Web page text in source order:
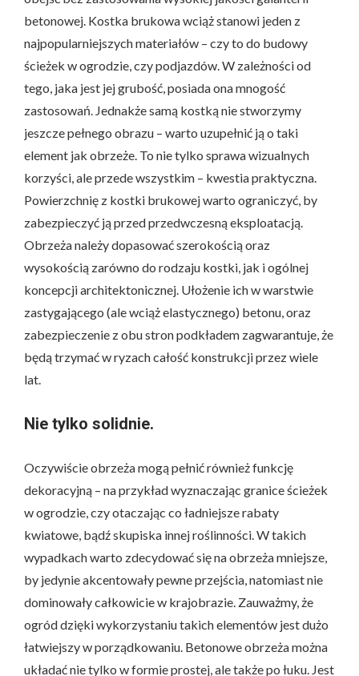
betonowej. Kostka brukowa wciąż stanowi jeden z
najpopularniejszych materiałów – czy to do budowy
ścieżek w ogrodzie, czy podjazdów. W zależności od
tego, jaka jest jej grubość, posiada ona mnogość
zastosowań. Jednakże samą kostką nie stworzymy
jeszcze pełnego obrazu – warto uzupełnić ją o taki
element jak obrzeże. To nie tylko sprawa wizualnych
korzyści, ale przede wszystkim – kwestia praktyczna.
Powierzchnię z kostki brukowej warto ograniczyć, by
zabezpieczyć ją przed przedwczesną eksploatacją.
Obrzeża należy dopasować szerokością oraz
wysokością zarówno do rodzaju kostki, jak i ogólnej
koncepcji architektonicznej. Ułożenie ich w warstwie
zastygającego (ale wciąż elastycznego) betonu, oraz
zabezpieczenie z obu stron podkładem zagwarantuje, że
będą trzymać w ryzach całość konstrukcji przez wiele
lat.
Nie tylko solidnie.
Oczywiście obrzeża mogą pełnić również funkcję
dekoracyjną – na przykład wyznaczając granice ścieżek
w ogrodzie, czy otaczając co ładniejsze rabaty
kwiatowe, bądź skupiska innej roślinności. W takich
wypadkach warto zdecydować się na obrzeża mniejsze,
by jedynie akcentowały pewne przejścia, natomiast nie
dominowały całkowicie w krajobrazie. Zauważmy, że
ogród dzięki wykorzystaniu takich elementów jest dużo
łatwiejszy w porządkowaniu. Betonowe obrzeża można
układać nie tylko w formie prostej, ale także po łuku. Jest